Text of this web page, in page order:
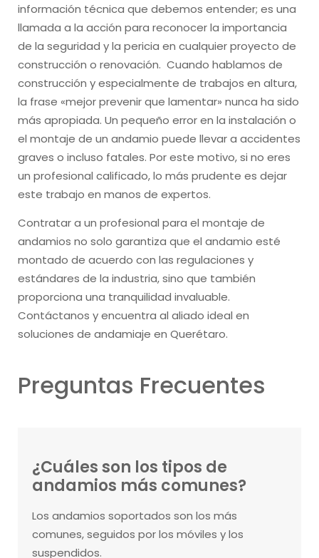
información técnica que debemos entender; es una
llamada a la acción para reconocer la importancia
de la seguridad y la pericia en cualquier proyecto de
construcción o renovación. Cuando hablamos de
construcción y especialmente de trabajos en altura,
la frase «mejor prevenir que lamentar» nunca ha sido
más apropiada. Un pequeño error en la instalación o
el montaje de un andamio puede llevar a accidentes
graves o incluso fatales. Por este motivo, si no eres
un profesional calificado, lo más prudente es dejar
este trabajo en manos de expertos.
Contratar a un profesional para el montaje de
andamios no solo garantiza que el andamio esté
montado de acuerdo con las regulaciones y
estándares de la industria, sino que también
proporciona una tranquilidad invaluable.
Contáctanos y encuentra al aliado ideal en
soluciones de andamiaje en Querétaro.
Preguntas Frecuentes
¿Cuáles son los tipos de
andamios más comunes?
Los andamios soportados son los más
comunes, seguidos por los móviles y los
suspendidos.